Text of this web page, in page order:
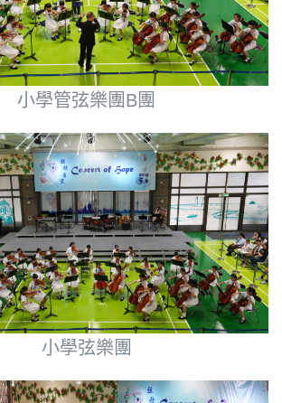
小學管弦樂團B團
小學弦樂團